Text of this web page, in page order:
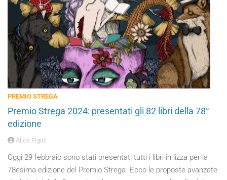
PREMIO STREGA
Premio Strega 2024: presentati gli 82 libri della 78°
edizione
Alice Figini
Oggi 29 febbraio sono stati presentati tutti i libri in lizza per la
78esima edizione del Premio Strega. Ecco le proposte avanzate